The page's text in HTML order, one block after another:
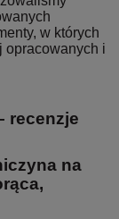
w których
opracowanych i
recenzje
na